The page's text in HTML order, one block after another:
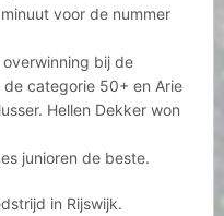
voor de nummer
bij de
categorie 50+ en Arie
Hellen Dekker won
junioren de beste.
in Rijswijk.